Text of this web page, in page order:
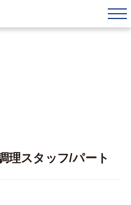
理スタッフ/パート